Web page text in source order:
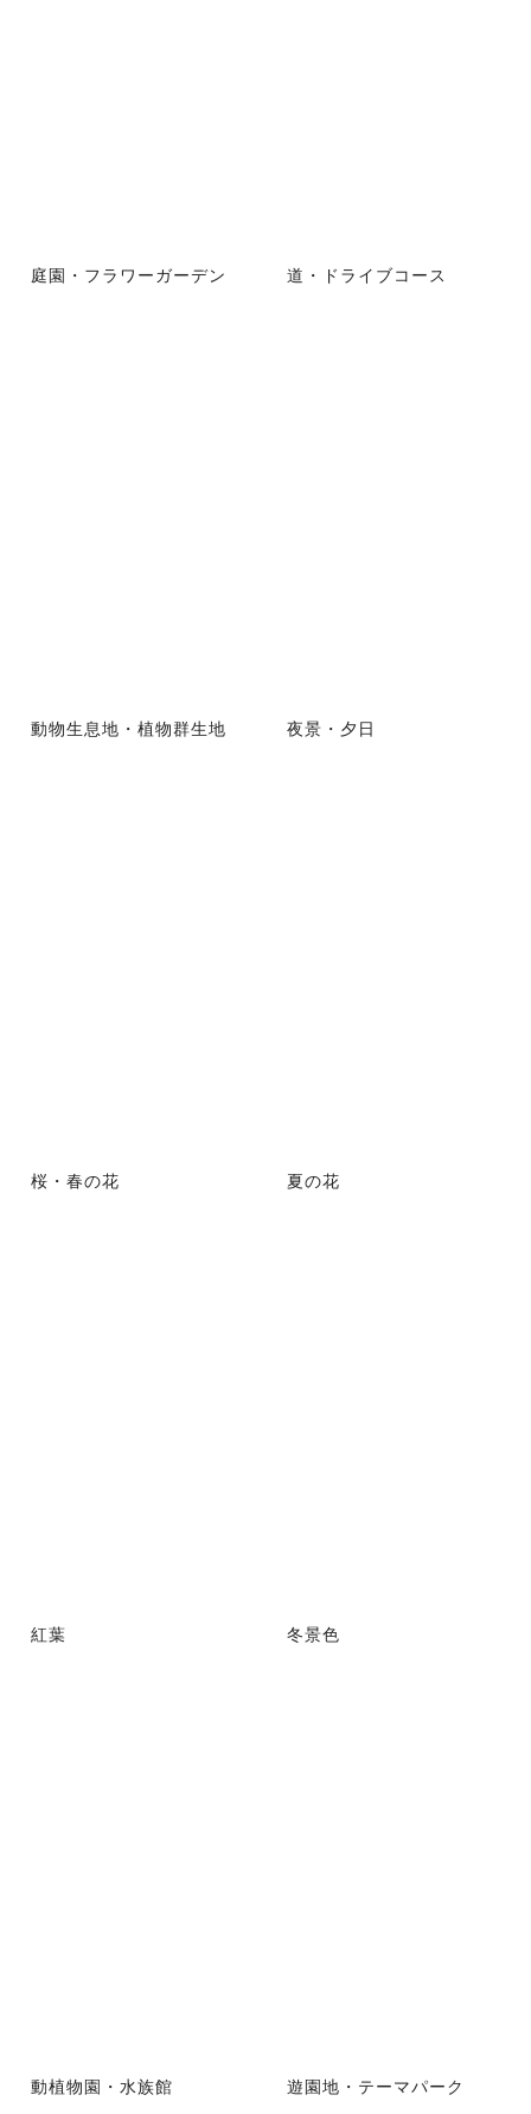
庭園・フラワーガーデン 道・ドライブコース
動物生息地・植物群生地 夜景・夕日
桜・春の花 夏の花
紅葉 冬景色
動植物園・水族館 遊園地・テーマパーク